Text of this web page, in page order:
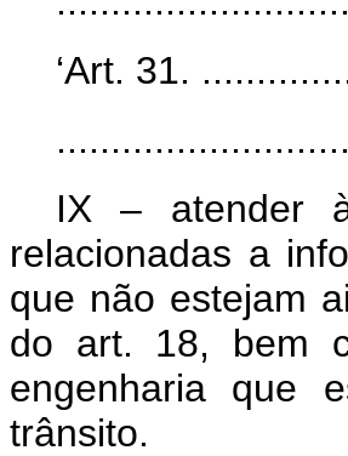
‘Art. 31.
IX – atender
relacionadas a
que não estejam
do art. 18, bem
engenharia que
trânsito.